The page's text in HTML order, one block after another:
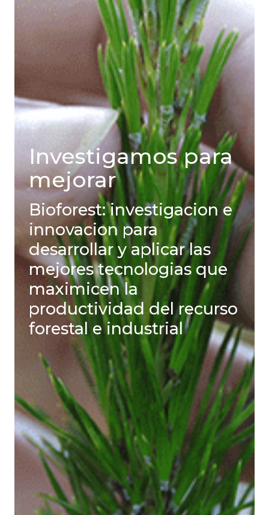
Investigamos para
mejorar
Bioforest: investigacion e
innovacion para
desarrollar y aplicar las
mejores tecnologias que
maximicen la
productividad del recurso
forestal e industrial